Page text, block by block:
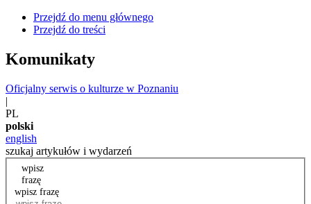
Przejdź do menu głównego
Przejdź do treści
Komunikaty
Oficjalny serwis o kulturze w Poznaniu
|
PL
polski
english
szukaj artykułów i wydarzeń
wpisz
frazę
wpisz frazę